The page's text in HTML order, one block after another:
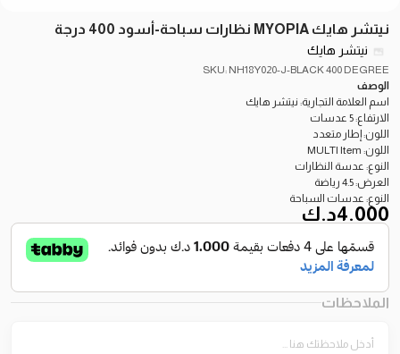
نيتشر هايك MYOPIA نظارات سباحة-أسود 400 درجة
نيتشر هايك
SKU: NH18Y020-J-BLACK 400 DEGREE
الوصف
اسم العلامة التجارية: نيتشر هايك
الارتفاع: 5 عدسات
اللون: إطار متعدد
اللون: MULTI Item
النوع: عدسة النظارات
العرض: 4.5 رياضة
النوع: عدسات السباحة
4.000د.ك
الملاحظات